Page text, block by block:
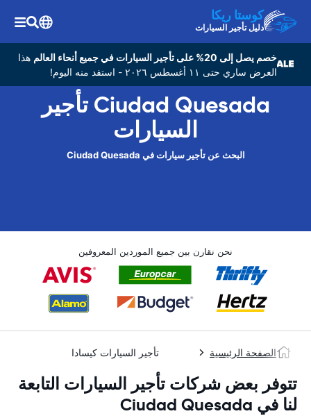
كوستا ريكا
دليل تأجير السيارات
خصم يصل إلى 20% على تأجير السيارات في جميع أنحاء العالم
هذا
العرض ساري حتى ١١ أغسطس ٢٠٢٦ - استفد منه اليوم!
Ciudad Quesada تأجير
السيارات
البحث عن تأجير سيارات في Ciudad Quesada
نحن نقارن بين جميع الموردين المعروفين
الصفحة الرئيسية تأجير السيارات كيسادا
تتوفر بعض شركات تأجير السيارات التابعة
لنا في Ciudad Quesada